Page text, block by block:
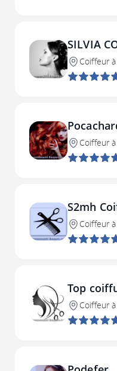
SILVIA
Coiffeur
Coiffeur
S2mh
Coiffeur
Top
Coiffeur